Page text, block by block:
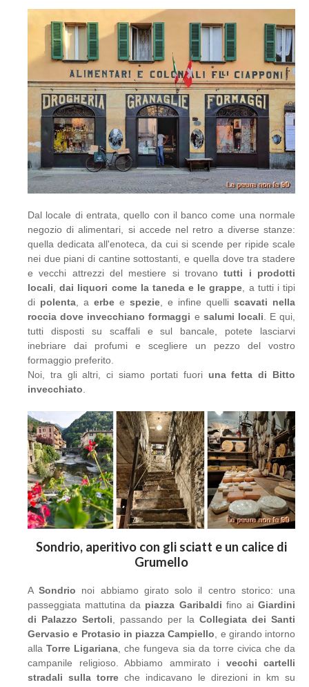
Dal locale di entrata, quello con il banco come una normale
negozio di alimentari, si accede nel retro a diverse stanze:
quella dedicata all'enoteca, da cui si scende per ripide scale
nei due piani di cantine sottostanti, e quella dove tra stadere
e vecchi attrezzi del mestiere si trovanotutti i prodotti
locali ,dai liquori come la taneda e le grappe , a tutti i tipi
di polenta , a erbe e spezie , e infine quelli scavati nella
roccia dove invecchiano formaggi e salumi locali . E qui,
tutti disposti su scaffali e sul bancale, potete lasciarvi
inebriare dai profumi e scegliere un pezzo del vostro
formaggio preferito.
Noi, tra gli altri, ci siamo portati fuori una fetta di Bitto
invecchiato
Sondrio, aperitivo con gli sciatt e un calice di
Grumello
ASondrio noi abbiamo girato solo il centro storico: una
passeggiata mattutina da piazza Garibaldi fino aiGiardini
di Palazzo Sertoli , passando per la Collegiata dei Santi
Gervasio e Protasio in piazza Campiello , e girando intorno
alla Torre Ligariana , che fungeva sia da torre civica che da
campanile religioso. Abbiamo ammirato i vecchi cartelli
stradali sulla torre che indicavano le direzioni in km su